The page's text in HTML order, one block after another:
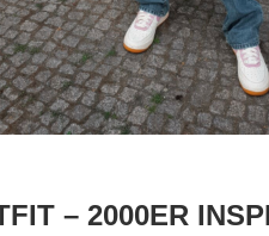
– 2000ER